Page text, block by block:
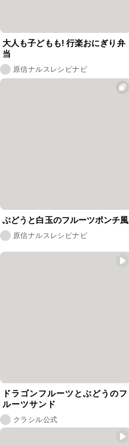
大人も子どもも! 行楽おにぎり弁
当
原信ナルスレシピナビ
ぶどうと白玉のフルーツポンチ風
原信ナルスレシピナビ
ドラゴンフルーツとぶどうのフ
ルーツサンド
クラシル公式